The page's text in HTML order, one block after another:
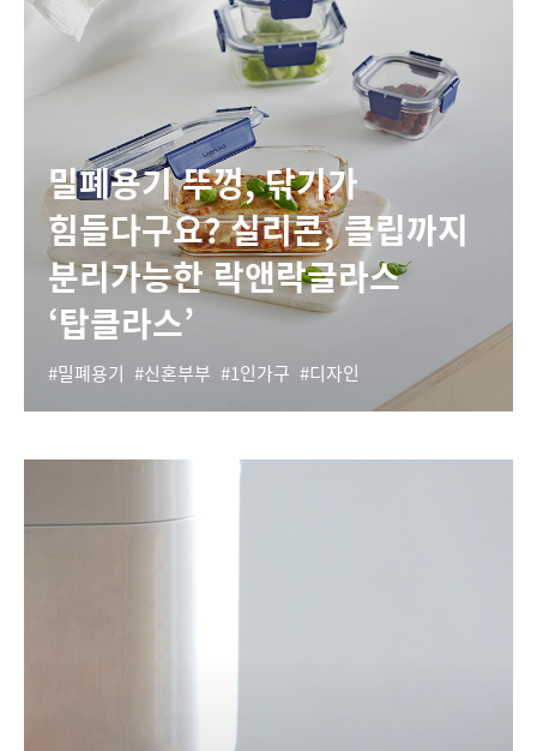
밀폐용기 뚜껑, 닦기가
힘들다구요? 실리콘, 클립까지
분리가능한 락앤락글라스
‘탑클라스’
밀폐용기 신혼부부 1인가구 디자인